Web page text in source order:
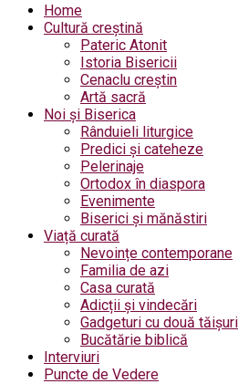
Home
Cultură creștină
Pateric Atonit
Istoria Bisericii
Cenaclu creștin
Artă sacră
Noi și Biserica
Rânduieli liturgice
Predici și cateheze
Pelerinaje
Ortodox în diaspora
Evenimente
Biserici și mănăstiri
Viață curată
Nevoințe contemporane
Familia de azi
Casa curată
Adicții și vindecări
Gadgeturi cu două tăișuri
Bucătărie biblică
Interviuri
Puncte de Vedere